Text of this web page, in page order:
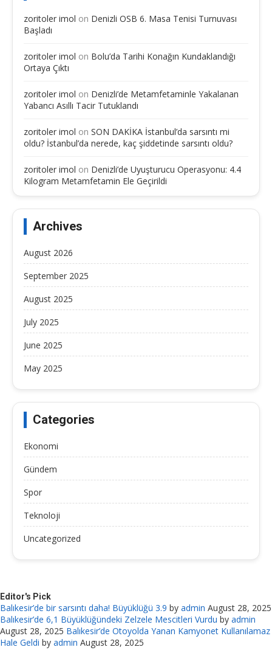
zoritoler imol on Denizli OSB 6. Masa Tenisi Turnuvası
Başladı
zoritoler imol on Bolu’da Tarihi Konağın Kundaklandığı
Ortaya Çıktı
zoritoler imol on Denizli’de Metamfetaminle Yakalanan
Yabancı Asıllı Tacir Tutuklandı
zoritoler imol on SON DAKİKA İstanbul’da sarsıntı mi
oldu? İstanbul’da nerede, kaç şiddetinde sarsıntı oldu?
zoritoler imol on Denizli’de Uyuşturucu Operasyonu: 4.4
Kilogram Metamfetamin Ele Geçirildi
Archives
August 2026
September 2025
August 2025
July 2025
June 2025
May 2025
Categories
Ekonomi
Gündem
Spor
Teknoloji
Uncategorized
Editor's Pick
Balıkesir’de bir sarsıntı daha! Büyüklüğü 3.9 by admin August 28, 2025
Balıkesir’de 6,1 Büyüklüğündeki Zelzele Mescitleri Vurdu by admin
August 28, 2025 Balıkesir’de Otoyolda Yanan Kamyonet Kullanılamaz
Hale Geldi by admin August 28, 2025